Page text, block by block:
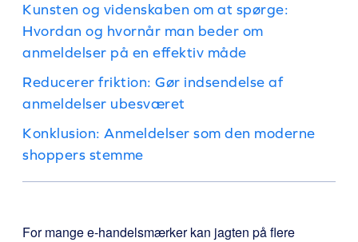
Kunsten og videnskaben om at spørge:
Hvordan og hvornår man beder om
anmeldelser på en effektiv måde
Reducerer friktion: Gør indsendelse af
anmeldelser ubesværet
Konklusion: Anmeldelser som den moderne
shoppers stemme
For mange e-handelsmærker kan jagten på flere